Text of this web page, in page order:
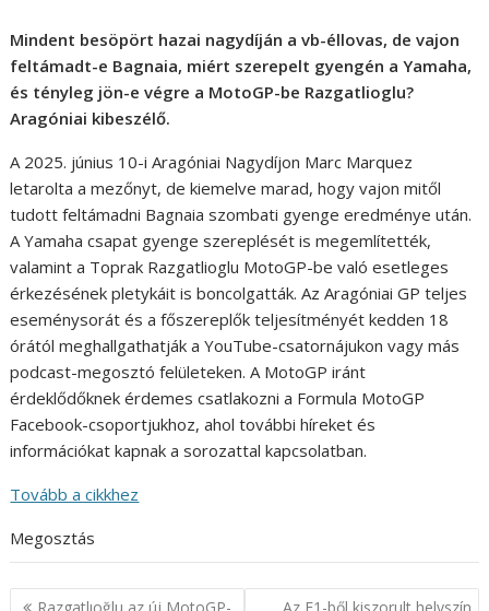
Mindent besöpört hazai nagydíján a vb-éllovas, de vajon
feltámadt-e Bagnaia, miért szerepelt gyengén a Yamaha,
és tényleg jön-e végre a MotoGP-be Razgatlioglu?
Aragóniai kibeszélő.
A 2025. június 10-i Aragóniai Nagydíjon Marc Marquez
letarolta a mezőnyt, de kiemelve marad, hogy vajon mitől
tudott feltámadni Bagnaia szombati gyenge eredménye után.
A Yamaha csapat gyenge szereplését is megemlítették,
valamint a Toprak Razgatlioglu MotoGP-be való esetleges
érkezésének pletykáit is boncolgatták. Az Aragóniai GP teljes
eseménysorát és a főszereplők teljesítményét kedden 18
órától meghallgathatják a YouTube-csatornájukon vagy más
podcast-megosztó felületeken. A MotoGP iránt
érdeklődőknek érdemes csatlakozni a Formula MotoGP
Facebook-csoportjukhoz, ahol további híreket és
információkat kapnak a sorozattal kapcsolatban.
Tovább a cikkhez
Megosztás
Bejegyzés
Razgatlıoğlu az új MotoGP-
Az F1-ből kiszorult helyszín